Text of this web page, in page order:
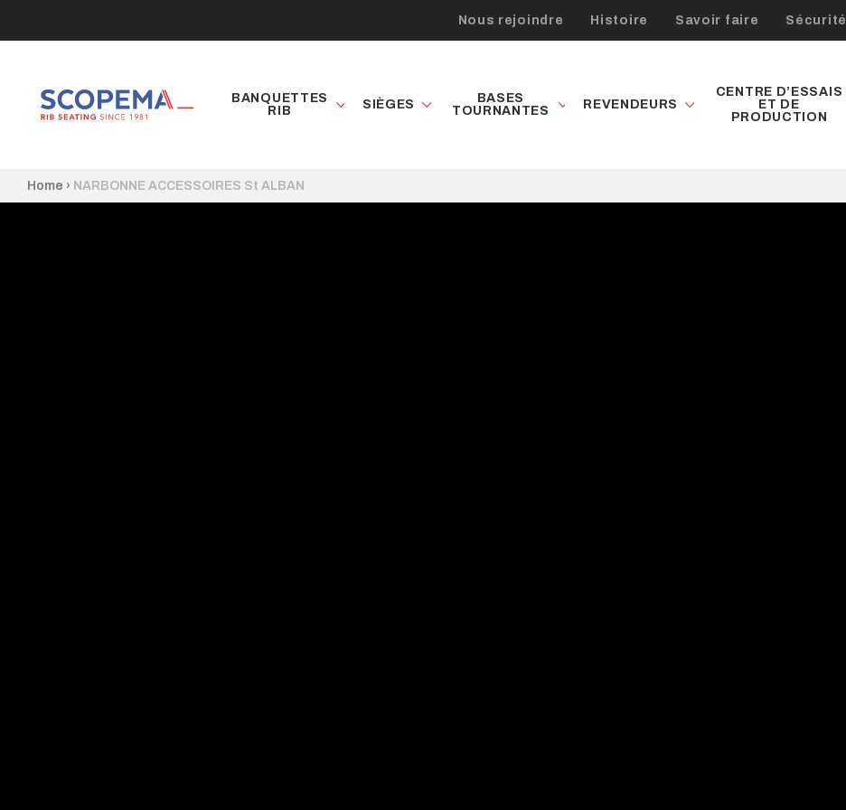
Nous rejoindre Histoire Savoir faire Sécurité
BANQUETTES
RIB
SIÈGES
BASES
TOURNANTES
REVENDEURS
CENTRE D’ESSAIS
ET DE
PRODUCTION
Home › NARBONNE ACCESSOIRES St ALBAN